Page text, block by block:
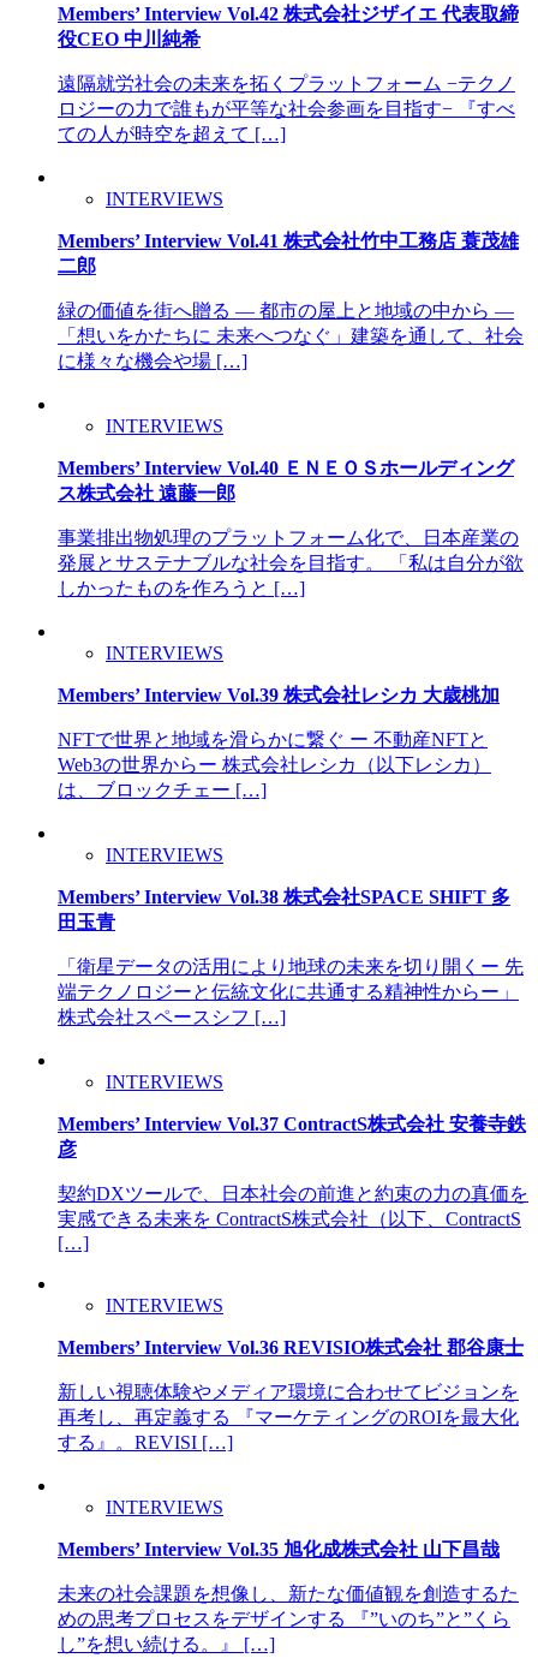
Members’ Interview Vol.42 株式会社ジザイエ 代表取締
役CEO 中川純希
遠隔就労社会の未来を拓くプラットフォーム −テクノ
ロジーの力で誰もが平等な社会参画を目指す− 『すべ
ての人が時空を超えて […]
INTERVIEWS
Members’ Interview Vol.41 株式会社竹中工務店 蓑茂雄
二郎
緑の価値を街へ贈る ― 都市の屋上と地域の中から ―
「想いをかたちに 未来へつなぐ」建築を通して、社会
に様々な機会や場 […]
INTERVIEWS
Members’ Interview Vol.40 ＥＮＥＯＳホールディング
ス株式会社 遠藤一郎
事業排出物処理のプラットフォーム化で、日本産業の
発展とサステナブルな社会を目指す。 「私は自分が欲
しかったものを作ろうと […]
INTERVIEWS
Members’ Interview Vol.39 株式会社レシカ 大歳桃加
NFTで世界と地域を滑らかに繋ぐ ー 不動産NFTと
Web3の世界からー 株式会社レシカ（以下レシカ）
は、ブロックチェー […]
INTERVIEWS
Members’ Interview Vol.38 株式会社SPACE SHIFT 多
田玉青
「衛星データの活用により地球の未来を切り開くー 先
端テクノロジーと伝統文化に共通する精神性からー」
株式会社スペースシフ […]
INTERVIEWS
Members’ Interview Vol.37 ContractS株式会社 安養寺鉄
彦
契約DXツールで、日本社会の前進と約束の力の真価を
実感できる未来を ContractS株式会社（以下、ContractS
[…]
INTERVIEWS
Members’ Interview Vol.36 REVISIO株式会社 郡谷康士
新しい視聴体験やメディア環境に合わせてビジョンを
再考し、再定義する 『マーケティングのROIを最大化
する』。REVISI […]
INTERVIEWS
Members’ Interview Vol.35 旭化成株式会社 山下昌哉
未来の社会課題を想像し、新たな価値観を創造するた
めの思考プロセスをデザインする 『”いのち”と”くら
し”を想い続ける。』 […]